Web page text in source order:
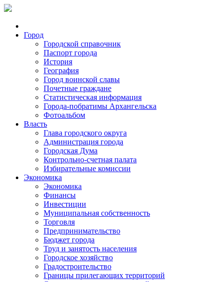
Город
Городской справочник
Паспорт города
История
География
Город воинской славы
Почетные граждане
Статистическая информация
Города-побратимы Архангельска
Фотоальбом
Власть
Глава городского округа
Администрация города
Городская Дума
Контрольно-счетная палата
Избирательные комиссии
Экономика
Экономика
Финансы
Инвестиции
Муниципальная собственность
Торговля
Предпринимательство
Бюджет города
Труд и занятость населения
Городское хозяйство
Градостроительство
Границы прилегающих территорий